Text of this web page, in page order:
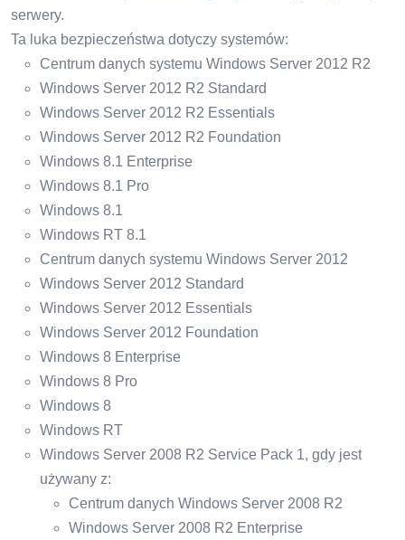
serwery.
Ta luka bezpieczeństwa dotyczy systemów:
Centrum danych systemu Windows Server 2012 R2
Windows Server 2012 R2 Standard
Windows Server 2012 R2 Essentials
Windows Server 2012 R2 Foundation
Windows 8.1 Enterprise
Windows 8.1 Pro
Windows 8.1
Windows RT 8.1
Centrum danych systemu Windows Server 2012
Windows Server 2012 Standard
Windows Server 2012 Essentials
Windows Server 2012 Foundation
Windows 8 Enterprise
Windows 8 Pro
Windows 8
Windows RT
Windows Server 2008 R2 Service Pack 1, gdy jest
używany z:
Centrum danych Windows Server 2008 R2
Windows Server 2008 R2 Enterprise